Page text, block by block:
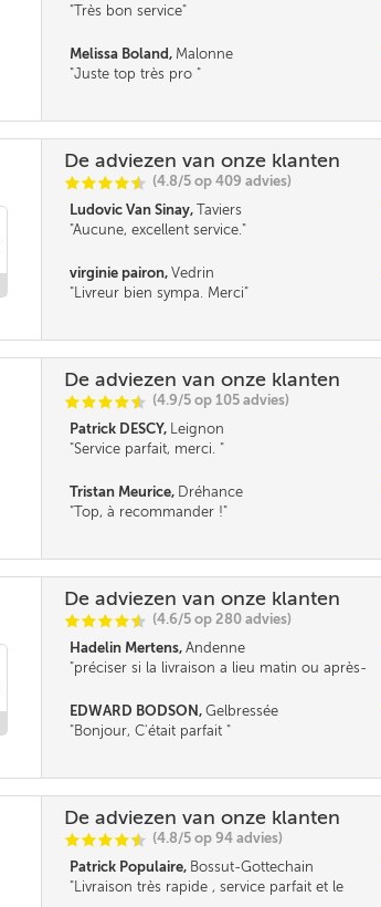
Très bon service
Melissa Boland, Malonne
Juste top très pro
De adviezen van onze klanten
CCCCi
@ (4.8/5 op 409 advies)
Ludovic Van Sinay, Taviers
Aucune, excellent service.
virginie pairon, Vedrin
Livreur bien sympa. Merci
De adviezen van onze klanten
CCCCi
@ (4.9/5 op 105 advies)
Patrick DESCY, Leignon
Service parfait, merci.
Tristan Meurice, Dréhance
Top, à recommander !
De adviezen van onze klanten
CCCCi
@ (4.6/5 op 280 advies)
Hadelin Mertens, Andenne
préciser si la livraison a lieu matin ou après-
EDWARD BODSON, Gelbressée
Bonjour, C'était parfait
De adviezen van onze klanten
CCCCi
@ (4.8/5 op 94 advies)
Patrick Populaire, Bossut-Gottechain
Livraison très rapide , service parfait et le